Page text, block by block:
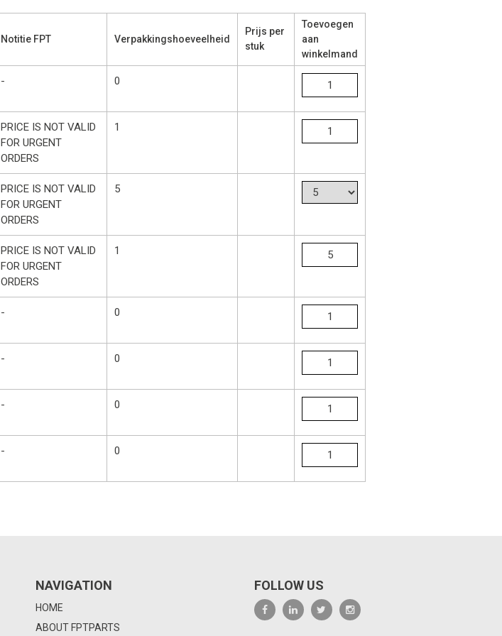
Notitie FPT Verpakkingshoeveelheid
Prijs per
stuk
Toevoegen
aan
winkelmand
- 0
PRICE IS NOT VALID
FOR URGENT
ORDERS
1
PRICE IS NOT VALID
FOR URGENT
ORDERS
5
PRICE IS NOT VALID
FOR URGENT
ORDERS
1
- 0
- 0
- 0
- 0
NAVIGATION
HOME
ABOUT FPTPARTS
FOLLOW US